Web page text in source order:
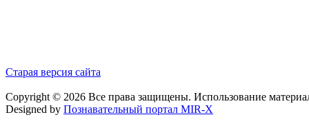
Старая версия сайта
Copyright © 2026 Все права защищены. Использование
Designed by Познавательный портал MIR-X